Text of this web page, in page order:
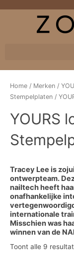
Home / Merken /
Stempelplaten /
YOURS
Tracey Lee is
ontwerpteam.
nailtech heeft
onafhankelijke
internationale
Misschien was
winnen van de
Toont alle 9